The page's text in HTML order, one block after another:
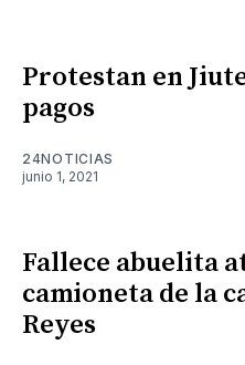
Protestan en
pagos
24NOTICIAS
junio 1, 2021
Fallece abuelita
camioneta de la
Reyes